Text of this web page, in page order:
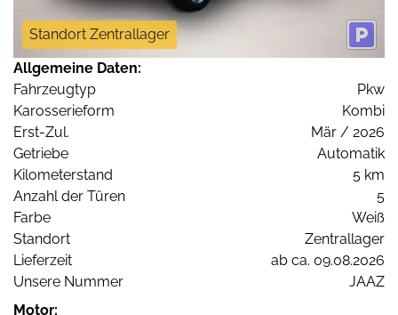
Standort Zentrallager
Allgemeine Daten:
Fahrzeugtyp
Pkw
Karosserieform
Kombi
Erst-Zul.
Mär / 2026
Getriebe
Automatik
Kilometerstand
5 km
Anzahl der Türen
5
Farbe
Weiß
Standort
Zentrallager
Lieferzeit
ab ca. 09.08.2026
Unsere Nummer
JAAZ
Motor: